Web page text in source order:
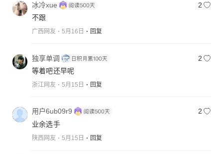
冰冷xue
2
不跟
广西网友 5月16日 回复
独享单调
2
等着吧还早呢
浙江网友 5月15日 回复
用户6ub09r9
2
业余选手
陕西网友 5月15日 回复